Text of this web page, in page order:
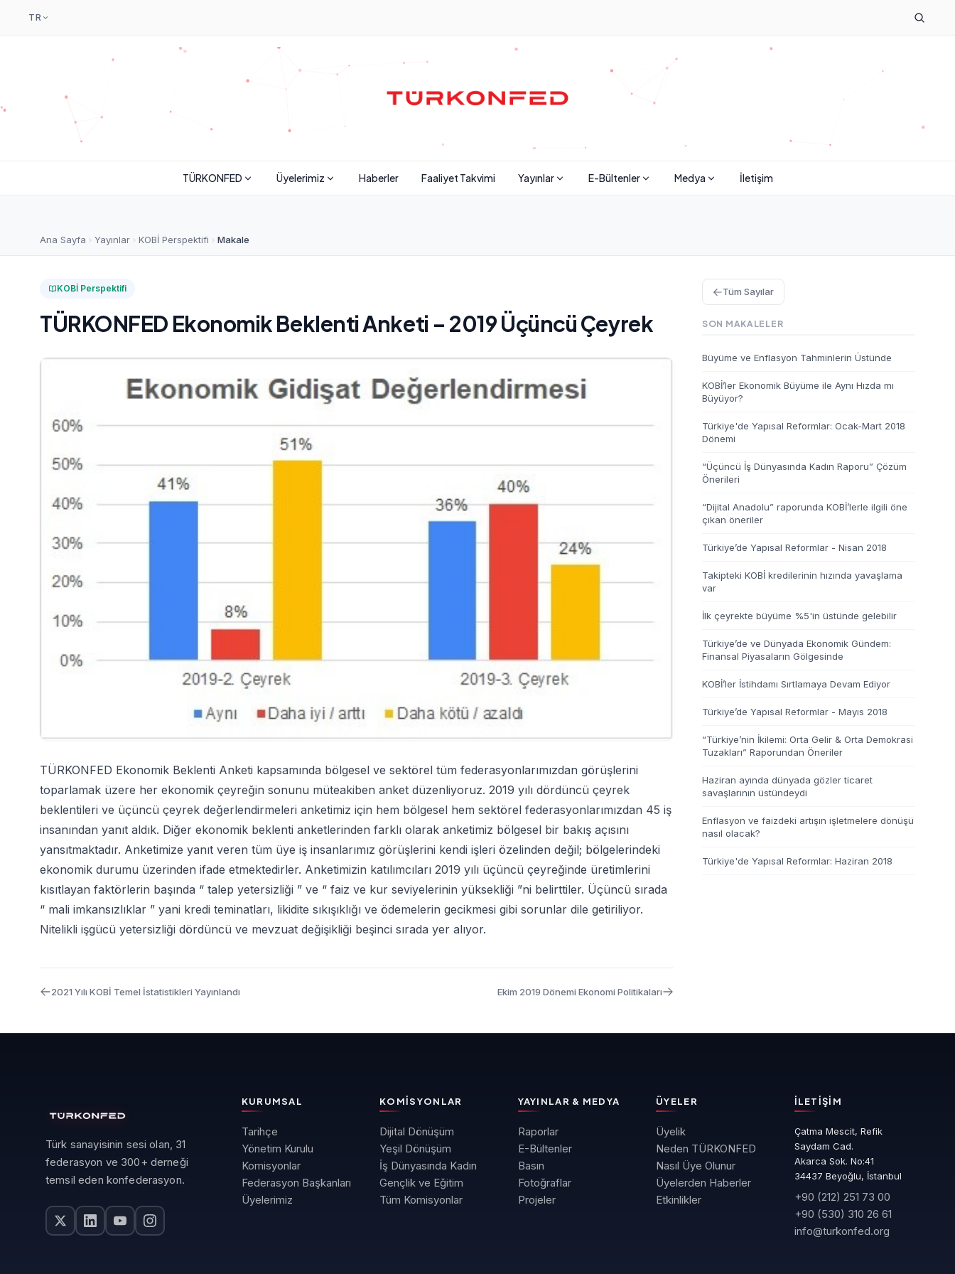
TR
TÜRKONFED Üyelerimiz Haberler Faaliyet Takvimi Yayınlar E-Bültenler Medya İletişim
Ana Sayfa Yayınlar KOBİ Perspektifi Makale
KOBİ Perspektifi
TÜRKONFED Ekonomik Beklenti Anketi – 2019 Üçüncü Çeyrek
TÜRKONFED Ekonomik Beklenti Anketi kapsamında bölgesel ve sektörel tüm federasyonlarımızdan görüşlerini
toparlamak üzere her ekonomik çeyreğin sonunu müteakiben anket düzenliyoruz. 2019 yılı dördüncü çeyrek
beklentileri ve üçüncü çeyrek değerlendirmeleri anketimiz için hem bölgesel hem sektörel federasyonlarımızdan 45 iş
insanından yanıt aldık. Diğer ekonomik beklenti anketlerinden farklı olarak anketimiz bölgesel bir bakış açısını
yansıtmaktadır. Anketimize yanıt veren tüm üye iş insanlarımız görüşlerini kendi işleri özelinden değil; bölgelerindeki
ekonomik durumu üzerinden ifade etmektedirler. Anketimizin katılımcıları 2019 yılı üçüncü çeyreğinde üretimlerini
kısıtlayan faktörlerin başında “ talep yetersizliği ” ve “ faiz ve kur seviyelerinin yüksekliği ”ni belirttiler. Üçüncü sırada
“ mali imkansızlıklar ” yani kredi teminatları, likidite sıkışıklığı ve ödemelerin gecikmesi gibi sorunlar dile getiriliyor.
Nitelikli işgücü yetersizliği dördüncü ve mevzuat değişikliği beşinci sırada yer alıyor.
2021 Yılı KOBİ Temel İstatistikleri Yayınlandı Ekim 2019 Dönemi Ekonomi Politikaları
Tüm Sayılar
SON MAKALELER
Büyüme ve Enflasyon Tahminlerin Üstünde
KOBİ’ler Ekonomik Büyüme ile Aynı Hızda mı
Büyüyor?
Türkiye'de Yapısal Reformlar: Ocak-Mart 2018
Dönemi
“Üçüncü İş Dünyasında Kadın Raporu” Çözüm
Önerileri
“Dijital Anadolu” raporunda KOBİ’lerle ilgili öne
çıkan öneriler
Türkiye’de Yapısal Reformlar - Nisan 2018
Takipteki KOBİ kredilerinin hızında yavaşlama
var
İlk çeyrekte büyüme %5'in üstünde gelebilir
Türkiye’de ve Dünyada Ekonomik Gündem:
Finansal Piyasaların Gölgesinde
KOBİ’ler İstihdamı Sırtlamaya Devam Ediyor
Türkiye’de Yapısal Reformlar - Mayıs 2018
“Türkiye’nin İkilemi: Orta Gelir & Orta Demokrasi
Tuzakları” Raporundan Öneriler
Haziran ayında dünyada gözler ticaret
savaşlarının üstündeydi
Enflasyon ve faizdeki artışın işletmelere dönüşü
nasıl olacak?
Türkiye'de Yapısal Reformlar: Haziran 2018
Türk sanayisinin sesi olan, 31
federasyon ve 300+ derneği
temsil eden konfederasyon.
KURUMSAL
Tarihçe
Yönetim Kurulu
Komisyonlar
Federasyon Başkanları
Üyelerimiz
KOMISYONLAR
Dijital Dönüşüm
Yeşil Dönüşüm
İş Dünyasında Kadın
Gençlik ve Eğitim
Tüm Komisyonlar
YAYINLAR & MEDYA
Raporlar
E-Bültenler
Basın
Fotoğraflar
Projeler
ÜYELER
Üyelik
Neden TÜRKONFED
Nasıl Üye Olunur
Üyelerden Haberler
Etkinlikler
İLETIŞIM
Çatma Mescit, Refik
Saydam Cad.
Akarca Sok. No:41
34437 Beyoğlu, İstanbul
+90 (212) 251 73 00
+90 (530) 310 26 61
info@turkonfed.org